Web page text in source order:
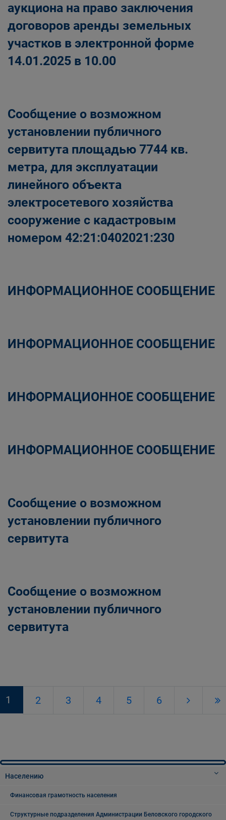
аукциона на право заключения
договоров аренды земельных
участков в электронной форме
14.01.2025 в 10.00
Сообщение о возможном
установлении публичного
сервитута площадью 7744 кв.
метра, для эксплуатации
линейного объекта
электросетевого хозяйства
сооружение с кадастровым
номером 42:21:0402021:230
ИНФОРМАЦИОННОЕ СООБЩЕНИЕ
ИНФОРМАЦИОННОЕ СООБЩЕНИЕ
ИНФОРМАЦИОННОЕ СООБЩЕНИЕ
ИНФОРМАЦИОННОЕ СООБЩЕНИЕ
Сообщение о возможном
установлении публичного
сервитута
Сообщение о возможном
установлении публичного
сервитута
1 2 3 4 5 6
Населению
Финансовая грамотность населения
Структурные подразделения Администрации Беловского городского